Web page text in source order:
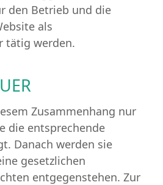
den Betrieb und die
als
tätig werden.
Zusammenhang nur
die entsprechende
Danach werden sie
gesetzlichen
entgegenstehen. Zur